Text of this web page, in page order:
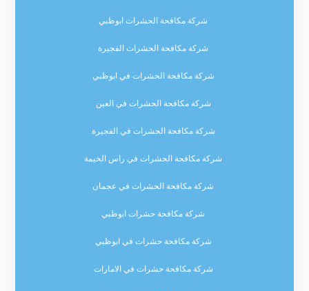
شركة مكافحة الحشرات ابوظبي
شركة مكافحة الحشرات الفجيرة
شركة مكافحة الحشرات في ابوظبي
شركة مكافحة الحشرات في العين
شركة مكافحة الحشرات في الفجيرة
شركة مكافحة الحشرات في راس الخيمة
شركة مكافحة الحشرات في عجمان
شركة مكافحة حشرات ابوظبي
شركة مكافحة حشرات في ابوظبي
شركة مكافحة حشرات في الامارات